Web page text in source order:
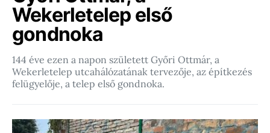
Wekerletelep első
gondnoka
144 éve ezen a napon született Győri Ottmár, a
Wekerletelep utcahálózatának tervezője, az építkezés
felügyelője, a telep első gondnoka.